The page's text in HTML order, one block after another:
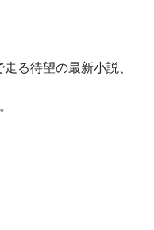
る待望の最新小説、